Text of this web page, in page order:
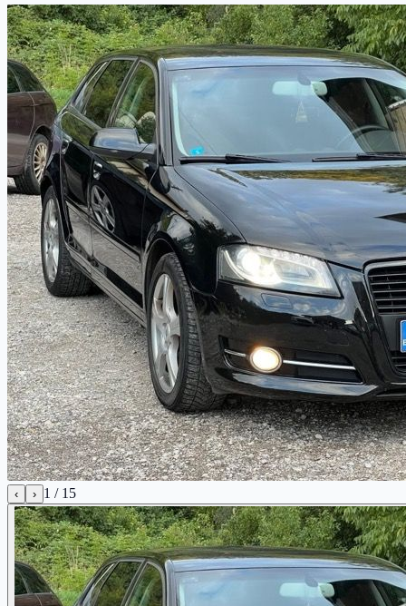
‹ › 1 / 15